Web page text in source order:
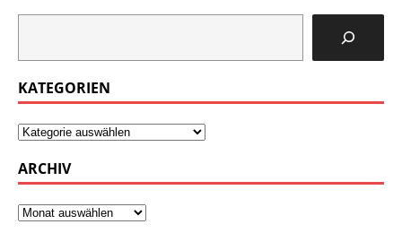
KATEGORIEN
ARCHIV